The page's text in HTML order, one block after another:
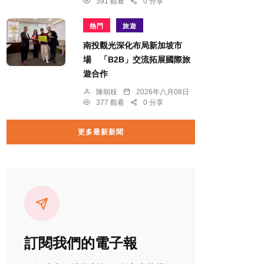
熱門 旅遊
南投觀光深化布局新加坡市
場 「B2B」交流拓展國際旅
遊合作
陳朝枝
2026年八月08日
377 觀看
0 分享
更多最新新聞
訂閱我們的電子報